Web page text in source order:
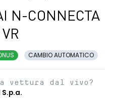
N-CONNECTA
CAMBIO AUTOMATICO
vettura dal vivo?
S.p.a.